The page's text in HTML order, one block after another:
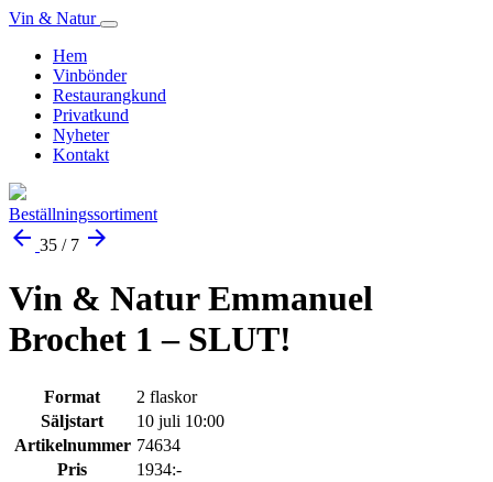
Vin & Natur
Hem
Vinbönder
Restaurangkund
Privatkund
Nyheter
Kontakt
Beställningssortiment
arrow_back 35 / 7 arrow_forward
Vin & Natur Emmanuel
Brochet 1 – SLUT!
Format
2 flaskor
Säljstart
10 juli 10:00
Artikelnummer 74634
Pris
1934:-